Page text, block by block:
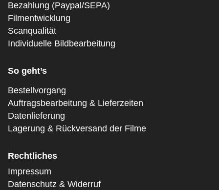
Bezahlung (Paypal/SEPA)
Filmentwicklung
Scanqualität
Individuelle Bildbearbeitung
So geht’s
Bestellvorgang
Auftragsbearbeitung & Lieferzeiten
Datenlieferung
Lagerung & Rückversand der Filme
Rechtliches
Impressum
Datenschutz & Widerruf